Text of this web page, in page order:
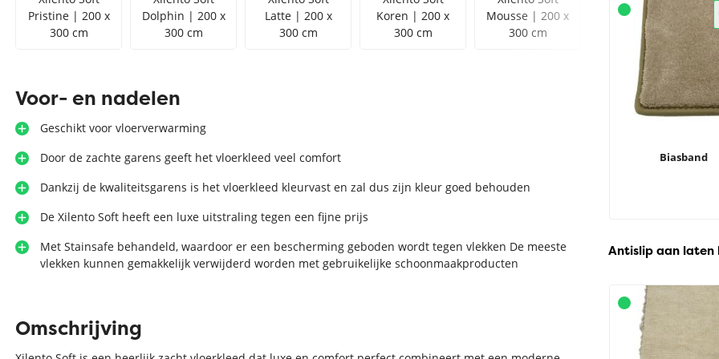
Biasband
Antislip aan laten
Pristine | 200 x
300 cm
Dolphin | 200 x
300 cm
Latte | 200 x
300 cm
Koren | 200 x
300 cm
Mousse | 200 x
300 cm
Melange | 200 x
300 cm
Voor- en nadelen
Geschikt voor vloerverwarming
Door de zachte garens geeft het vloerkleed veel comfort
Dankzij de kwaliteitsgarens is het vloerkleed kleurvast en zal dus zijn kleur goed behouden
De Xilento Soft heeft een luxe uitstraling tegen een fijne prijs
Met Stainsafe behandeld, waardoor er een bescherming geboden wordt tegen vlekken De meeste
vlekken kunnen gemakkelijk verwijderd worden met gebruikelijke schoonmaakproducten
Omschrijving